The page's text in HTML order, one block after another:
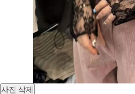
사진 삭제